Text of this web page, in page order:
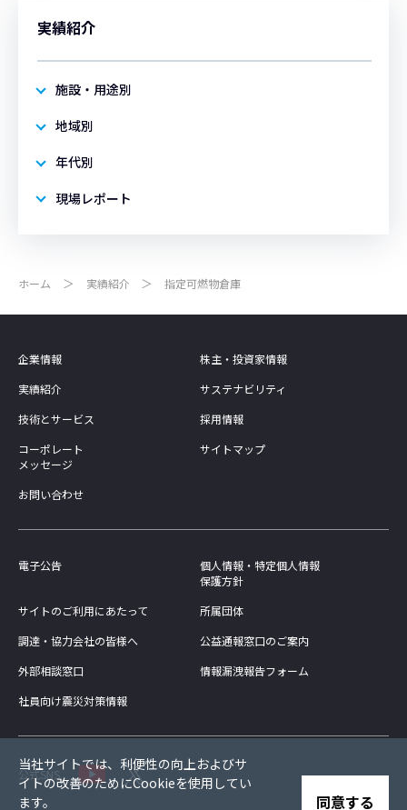
実績紹介
施設・用途別
地域別
年代別
現場レポート
ホーム 実績紹介 指定可燃物倉庫
企業情報
株主・投資家情報
実績紹介
サステナビリティ
技術とサービス
採用情報
コーポレート
メッセージ
サイトマップ
お問い合わせ
電子公告
個人情報・特定個人情報
保護方針
サイトのご利用にあたって
所属団体
調達・協力会社の皆様へ
公益通報窓口のご案内
外部相談窓口
情報漏洩報告フォーム
社員向け震災対策情報
公式SNS
当社サイトでは、利便性の向上およびサ
イトの改善のためにCookieを使用してい
ます。
同意する